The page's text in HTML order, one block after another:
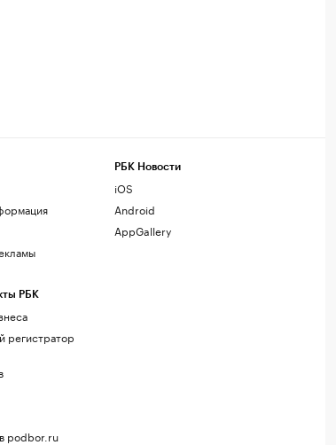
РБК
регистратор
podbor.ru
РБК Новости
iOS
Android
AppGallery